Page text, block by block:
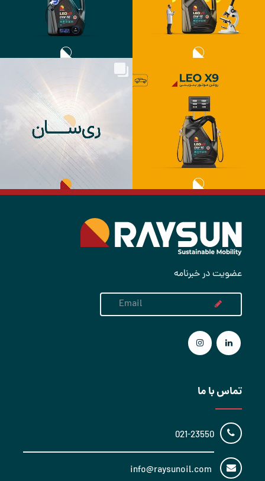
عضویت در خبرنامه
تماس با ما
021-23550